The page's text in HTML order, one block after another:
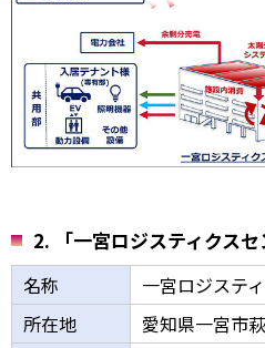
2. 「一宮ロジスティクス
名称
一宮ロジステ
所在地
愛知県一宮市